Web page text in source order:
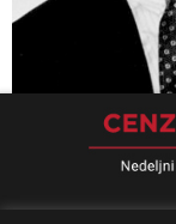
Univerzitet
za pitanja